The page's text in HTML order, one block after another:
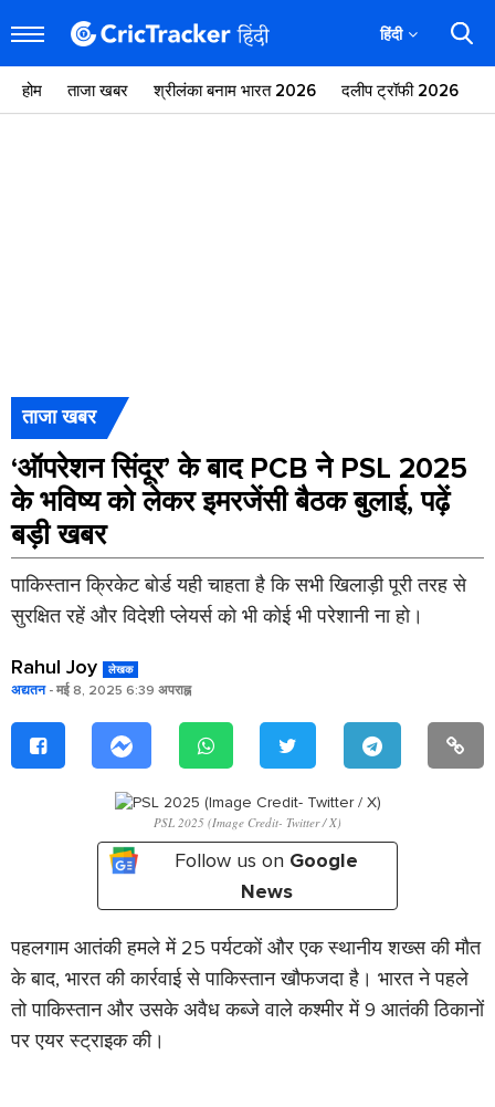
हिंदी
होम ताजा खबर श्रीलंका बनाम भारत 2026 दलीप ट्रॉफी 2026
ताजा खबर
‘ऑपरेशन सिंदूर’ के बाद PCB ने PSL 2025
के भविष्य को लेकर इमरजेंसी बैठक बुलाई, पढ़ें
बड़ी खबर
पाकिस्तान क्रिकेट बोर्ड यही चाहता है कि सभी खिलाड़ी पूरी तरह से
सुरक्षित रहें और विदेशी प्लेयर्स को भी कोई भी परेशानी ना हो।
Rahul Joy लेखक
अद्यतन- मई 8, 2025 6:39 अपराह्न
PSL 2025 (Image Credit- Twitter / X)
Follow us on Google
News
पहलगाम आतंकी हमले में 25 पर्यटकों और एक स्थानीय शख्स की मौत
के बाद, भारत की कार्रवाई से पाकिस्तान खौफजदा है। भारत ने पहले
तो पाकिस्तान और उसके अवैध कब्जे वाले कश्मीर में 9 आतंकी ठिकानों
पर एयर स्ट्राइक की।